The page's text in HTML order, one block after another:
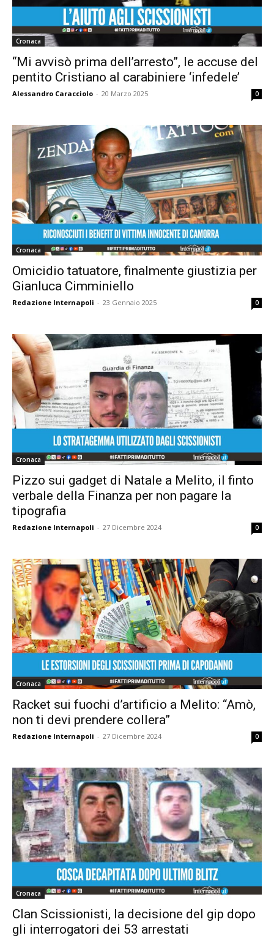
Cronaca
“Mi avvisò prima dell’arresto”, le accuse del
pentito Cristiano al carabiniere ‘infedele’
Alessandro Caracciolo - 20 Marzo 2025 0
Cronaca
Omicidio tatuatore, finalmente giustizia per
Gianluca Cimminiello
Redazione Internapoli - 23 Gennaio 2025 0
Cronaca
Pizzo sui gadget di Natale a Melito, il finto
verbale della Finanza per non pagare la
tipografia
Redazione Internapoli - 27 Dicembre 2024 0
Cronaca
Racket sui fuochi d’artificio a Melito: “Amò,
non ti devi prendere collera”
Redazione Internapoli - 27 Dicembre 2024 0
Cronaca
Clan Scissionisti, la decisione del gip dopo
gli interrogatori dei 53 arrestati